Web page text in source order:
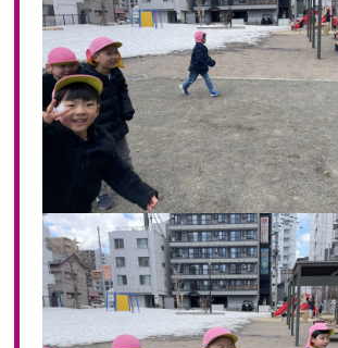
2020年 12月(19)
2020年 11月(19)
2020年 10月(22)
2020年 09月(20)
2020年 08月(20)
2020年 07月(21)
2020年 06月(22)
2020年 05月(18)
2020年 04月(21)
2020年 03月(19)